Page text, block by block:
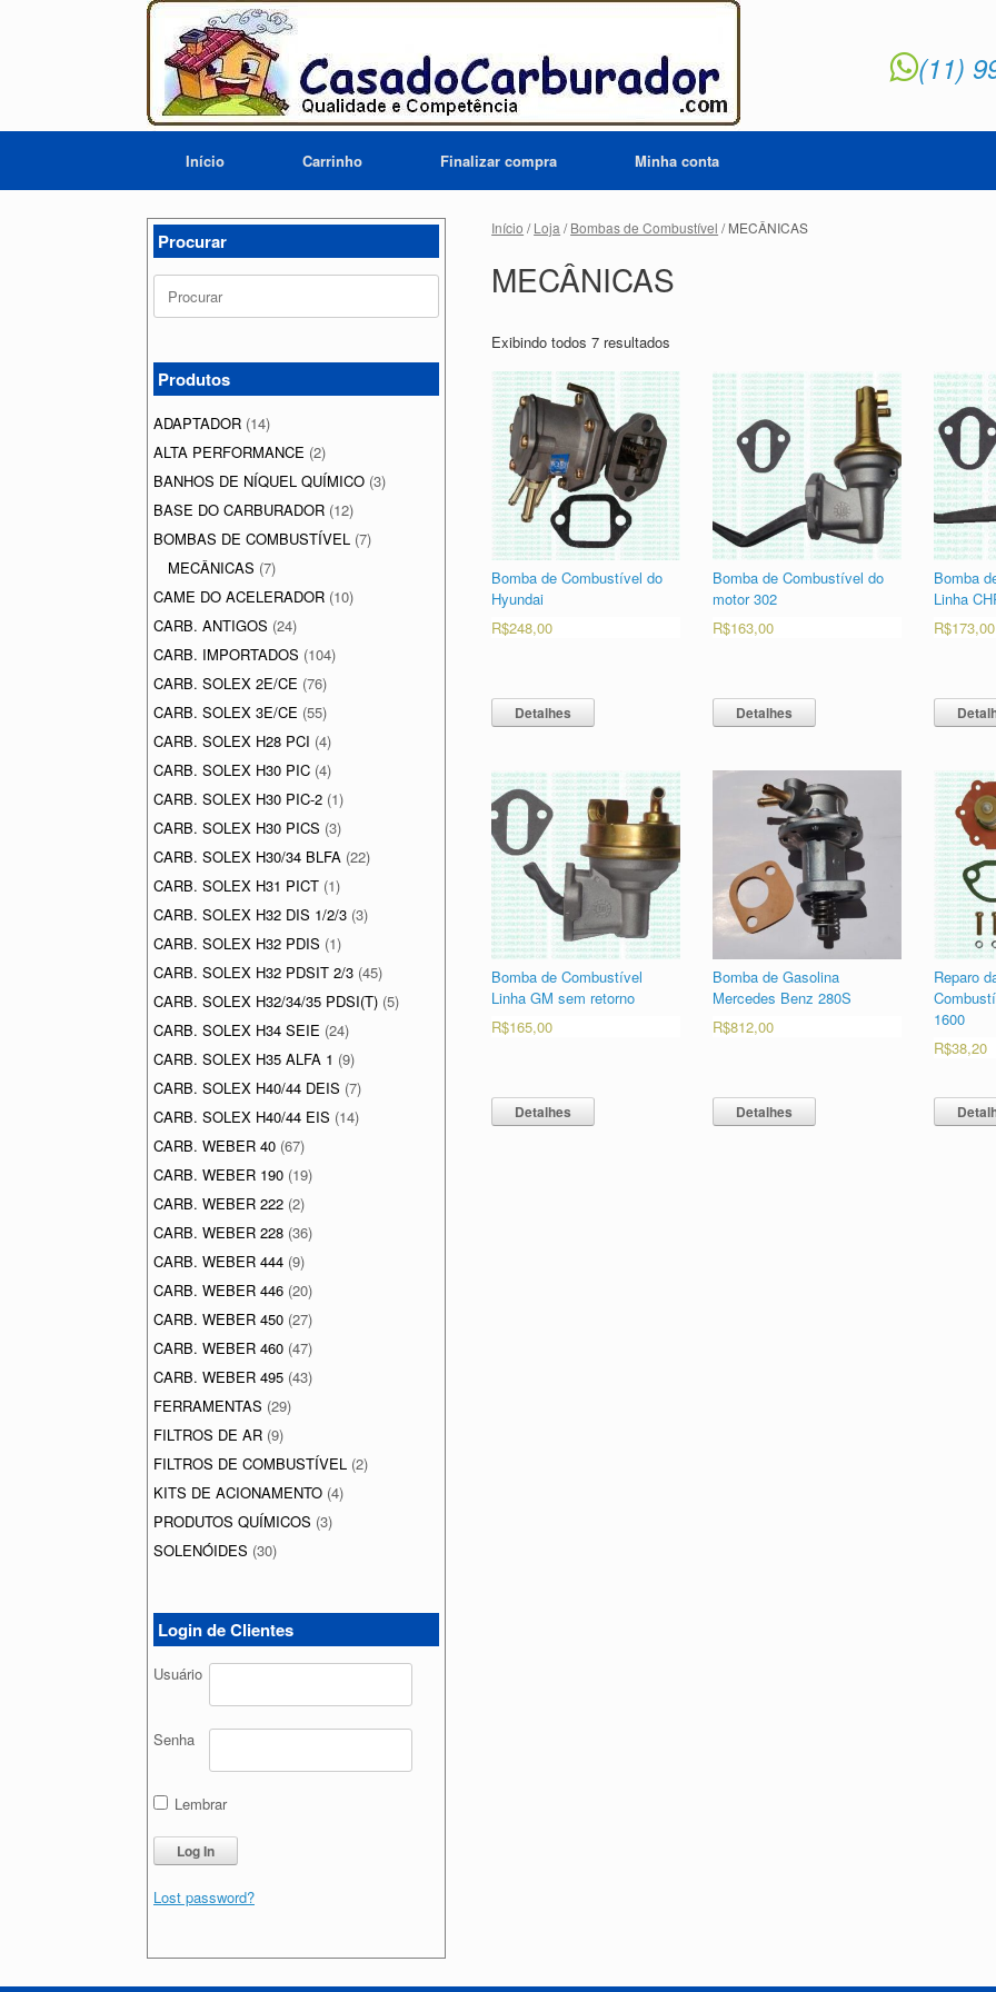
(11)
Início Carrinho Finalizar compra Minha conta
Início /Loja /Bombas de Combustível / MECÂNICAS
MECÂNICAS
Exibindo todos 7 resultados
Bomba de Combustível do
Hyundai
R$248,00
Detalhes
Bomba de Combustível do
motor 302
R$163,00
Detalhes
Bomba
Linha
R$173,00
Bomba de Combustível
Linha GM sem retorno
R$165,00
Detalhes
Bomba de Gasolina
Mercedes Benz 280S
R$812,00
Detalhes
Reparo
1600
R$38,20
Procurar
Search
for:
Produtos
ADAPTADOR (14)
ALTA PERFORMANCE (2)
BANHOS DE NÍQUEL QUÍMICO (3)
BASE DO CARBURADOR (12)
BOMBAS DE COMBUSTÍVEL (7)
MECÂNICAS (7)
CAME DO ACELERADOR (10)
CARB. ANTIGOS (24)
CARB. IMPORTADOS (104)
CARB. SOLEX 2E/CE (76)
CARB. SOLEX 3E/CE (55)
CARB. SOLEX H28 PCI (4)
CARB. SOLEX H30 PIC (4)
CARB. SOLEX H30 PIC-2 (1)
CARB. SOLEX H30 PICS (3)
CARB. SOLEX H30/34 BLFA (22)
CARB. SOLEX H31 PICT (1)
CARB. SOLEX H32 DIS 1/2/3 (3)
CARB. SOLEX H32 PDIS (1)
CARB. SOLEX H32 PDSIT 2/3 (45)
CARB. SOLEX H32/34/35 PDSI(T) (5)
CARB. SOLEX H34 SEIE (24)
CARB. SOLEX H35 ALFA 1 (9)
CARB. SOLEX H40/44 DEIS (7)
CARB. SOLEX H40/44 EIS (14)
CARB. WEBER 40 (67)
CARB. WEBER 190 (19)
CARB. WEBER 222 (2)
CARB. WEBER 228 (36)
CARB. WEBER 444 (9)
CARB. WEBER 446 (20)
CARB. WEBER 450 (27)
CARB. WEBER 460 (47)
CARB. WEBER 495 (43)
FERRAMENTAS (29)
FILTROS DE AR (9)
FILTROS DE COMBUSTÍVEL (2)
KITS DE ACIONAMENTO (4)
PRODUTOS QUÍMICOS (3)
SOLENÓIDES (30)
Login de Clientes
Usuário
Senha
Lembrar
Lost password?